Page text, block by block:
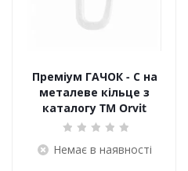
Преміум ГАЧОК - С на
металеве кільце з
каталогу TM Orvit
Немає в наявності